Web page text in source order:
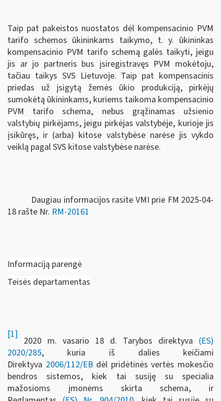
Taip pat pakeistos nuostatos dėl kompensacinio PVM
tarifo schemos ūkininkams taikymo, t. y. ūkininkas
kompensacinio PVM tarifo schemą galės taikyti, jeigu
jis ar jo partneris bus įsiregistravęs PVM mokėtoju,
tačiau taikys SVS Lietuvoje. Taip pat kompensacinis
priedas už įsigytą žemės ūkio produkciją, pirkėjų
sumokėtą ūkininkams, kuriems taikoma kompensacinio
PVM tarifo schema, nebus grąžinamas užsienio
valstybių pirkėjams, jeigu pirkėjas valstybėje, kurioje jis
įsikūręs, ir (arba) kitose valstybėse narėse jis vykdo
veiklą pagal SVS kitose valstybėse narėse.
Daugiau informacijos rasite VMI prie FM 2025-04-
18 rašte Nr. RM-20161
Informaciją parengė
Teisės departamentas
[1]
2020 m. vasario 18 d. Tarybos direktyva (ES)
2020/285, kuria iš dalies keičiami
Direktyva 2006/112/EB dėl pridėtinės vertės mokesčio
bendros sistemos, kiek tai susiję su specialia
mažosioms įmonėms skirta schema, ir